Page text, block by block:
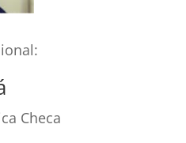
Checa